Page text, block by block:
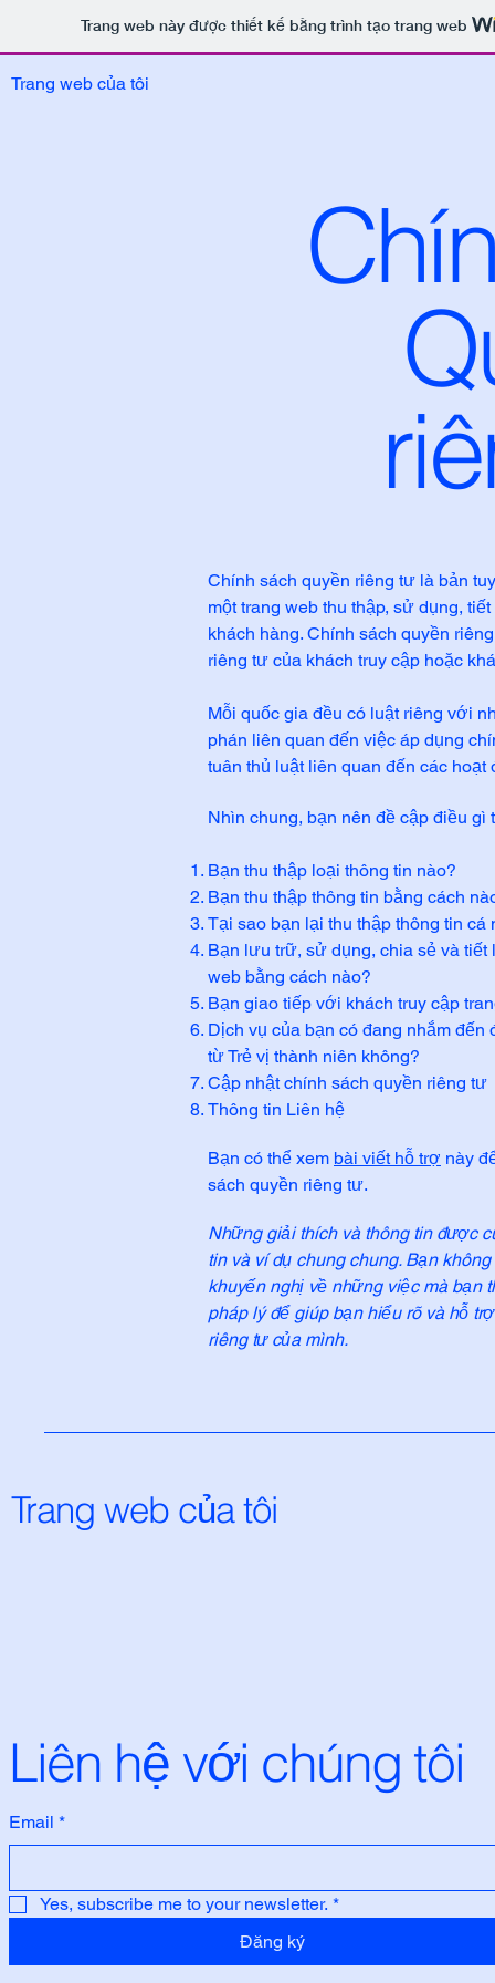
Trang web này được thiết kế bằng trình tạo trang web
Trang web của tôi
Chính sách quyền riêng tư là bản
một trang web thu thập, sử dụng,
khách hàng. Chính sách quyền
riêng tư của khách truy cập hoặc
Mỗi quốc gia đều có luật riêng với
phán liên quan đến việc áp dụng
tuân thủ luật liên quan đến các hoạt
Nhìn chung, bạn nên đề cập điều
Bạn thu thập loại thông tin nào?
Bạn thu thập thông tin bằng cách
Tại sao bạn lại thu thập thông tin cá
Bạn lưu trữ, sử dụng, chia sẻ và tiết
web bằng cách nào?
Bạn giao tiếp với khách truy cập
Dịch vụ của bạn có đang nhắm
từ Trẻ vị thành niên không?
Cập nhật chính sách quyền riêng tư
Thông tin Liên hệ
Bạn có thể xem bài viết hỗ trợ này
sách quyền riêng tư.
Những giải thích và thông tin được
tin và ví dụ chung chung. Bạn
khuyến nghị về những việc mà bạn
pháp lý để giúp bạn hiểu rõ và hỗ
riêng tư của mình.
Trang web của tôi
Liên hệ với chúng tôi
Email *
Yes, subscribe me to your newsletter. *
Đăng ký